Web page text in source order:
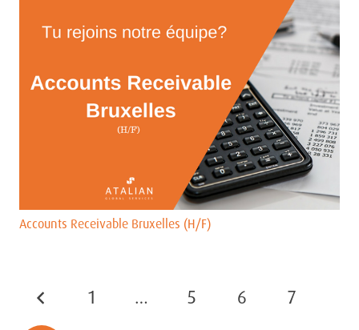
Accounts Receivable Bruxelles (H/F)
1 … 5 6 7